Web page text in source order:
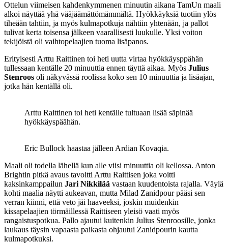
Ottelun viimeisen kahdenkymmenen minuutin aikana TamUn maali
alkoi näyttää yhä vääjäämättömämmältä. Hyökkäyksiä tuotiin ylös
tiheään tahtiin, ja myös kulmapotkuja nähtiin yhtenään, ja pallot
tulivat kerta toisensa jälkeen vaarallisesti luukulle. Yksi voiton
tekijöistä oli vaihtopelaajien tuoma lisäpanos.
Erityisesti Arttu Raittinen toi heti uutta virtaa hyökkäysppähän
tullessaan kentälle 20 minuuttia ennen täyttä aikaa. Myös Julius
Stenroos oli näkyvässä roolissa koko sen 10 minuuttia ja lisäajan,
jotka hän kentällä oli.
Arttu Raittinen toi heti kentälle tultuaan lisää säpinää
hyökkäyspäähän.
Eric Bullock haastaa jälleen Ardian Kovaqia.
Maali oli todella lähellä kun alle viisi minuuttia oli kellossa. Anton
Brightin pitkä avaus tavoitti Arttu Raittisen joka voitti
kaksinkamppailun Jari Nikkilää vastaan kuudentoista rajalla. Väylä
kohti maalia näytti aukeavan, mutta Milad Zanidpour pääsi sen
verran kiinni, että veto jäi haaveeksi, joskin muidenkin
kissapelaajien törmäillessä Raittiseen yleisö vaati myös
rangaistuspotkua. Pallo ajautui kuitenkin Julius Stenroosille, jonka
laukaus täysin vapaasta paikasta ohjautui Zanidpourin kautta
kulmapotkuksi.